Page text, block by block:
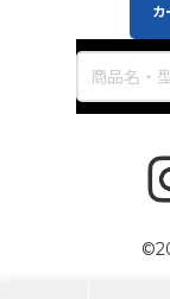
カ